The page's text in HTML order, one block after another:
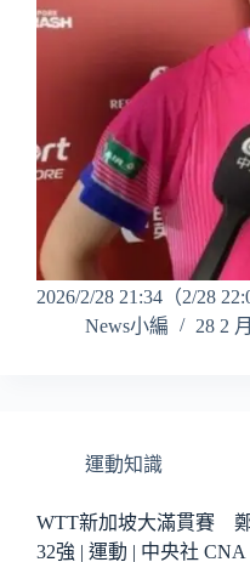
2026/2/28 21:34（2/28
News小編
28 2
運動知識
WTT新加坡大滿貫賽
32強 | 運動 | 中央社 CNA